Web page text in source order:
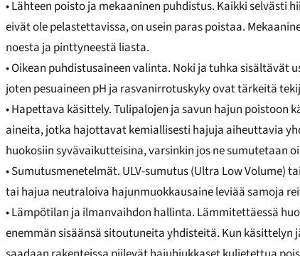
• Lähteen poisto ja mekaaninen puhdistus. Kaikki
eivät ole pelastettavissa, on usein paras poistaa.
noesta ja pinttyneestä liasta.
• Oikean puhdistusaineen valinta. Noki ja tuhka sisältävät
joten pesuaineen pH ja rasvanirrotuskyky ovat tärkeitä
• Hapettava käsittely. Tulipalojen ja savun hajun poistoon
aineita, jotka hajottavat kemiallisesti hajuja aiheuttavia
huokosiin syvävaikutteisina, varsinkin jos ne sumutetaan
• Sumutusmenetelmät. ULV-sumutus (Ultra Low Volume)
tai hajua neutraloiva hajunmuokkausaine leviää samoja
• Lämpötilan ja ilmanvaihdon hallinta. Lämmitettäessä
enemmän sisäänsä sitoutuneita yhdisteitä. Kun